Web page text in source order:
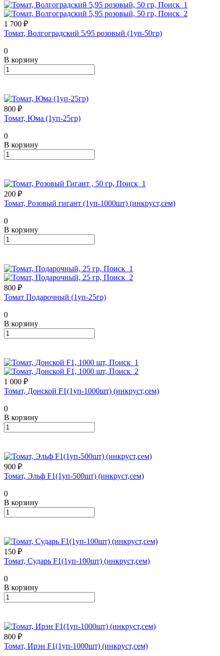
1 700 ₽
Томат, Волгоградский 5/95 розовый (1уп-50гр)
0
В корзину
800 ₽
Томат, Юма (1уп-25гр)
0
В корзину
200 ₽
Томат, Розовый гигант (1уп-1000шт) (инкруст,сем)
0
В корзину
800 ₽
Томат Подарочный (1уп-25гр)
0
В корзину
1 000 ₽
Томат, Донской F1(1уп-1000шт) (инкруст,сем)
0
В корзину
900 ₽
Томат, Эльф F1(1уп-500шт) (инкруст,сем)
0
В корзину
150 ₽
Томат, Сударь F1(1уп-100шт) (инкруст,сем)
0
В корзину
800 ₽
Томат, Ирэн F1(1уп-1000шт) (инкруст,сем)